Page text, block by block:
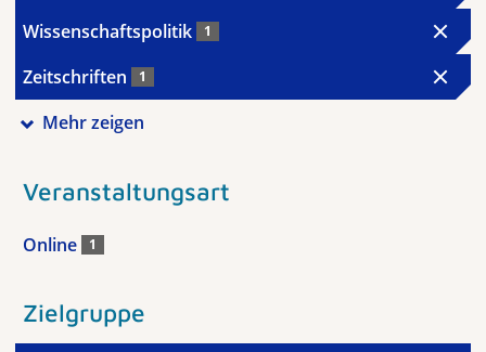
Wissenschaftspolitik 1
Zeitschriften 1
Mehr zeigen
Veranstaltungsart
Online 1
Zielgruppe